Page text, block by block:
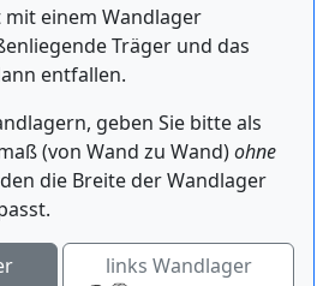
einem Wandlager
Träger und das
entfallen.
geben Sie bitte als
(von Wand zu Wand)ohne
die Breite der Wandlager
links Wandlager